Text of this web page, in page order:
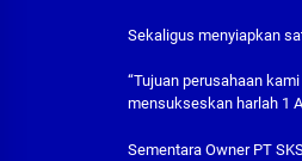
Sekaligus menyiapkan
“Tujuan perusahaan
mensukseskan harlah 1
Sementara Owner PT